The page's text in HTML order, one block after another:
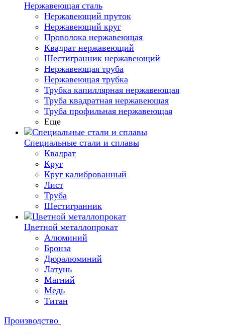
Нержавеющая сталь
Нержавеющий пруток
Нержавеющий круг
Проволока нержавеющая
Квадрат нержавеющий
Шестигранник нержавеющий
Нержавеющая труба
Нержавеющая трубка
Трубка капиллярная нержавеющая
Труба квадратная нержавеющая
Труба профильная нержавеющая
Еще
Специальные стали и сплавы
Квадрат
Круг
Круг калиброванный
Лист
Труба
Шестигранник
Цветной металлопрокат
Алюминий
Бронза
Дюралюминий
Латунь
Магний
Медь
Титан
Производство